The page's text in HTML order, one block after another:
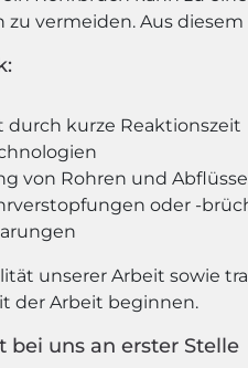
zu vermeiden. Aus
durch kurze Reaktionszeit
von Rohren und
oder -
unserer Arbeit sowie
der Arbeit beginnen.
uns an erster Stelle